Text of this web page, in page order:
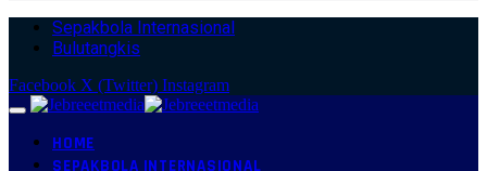
Sepakbola Internasional
Bulutangkis
Facebook X (Twitter) Instagram
HOME
SEPAKBOLA INTERNASIONAL